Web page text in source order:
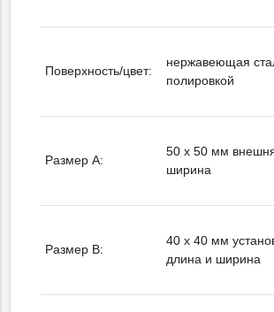
Поверхность/цвет:
нержавеющая
полировкой
Размер А:
50 x 50 мм
ширина
Размер B:
40 х 40 мм
длина и ширина